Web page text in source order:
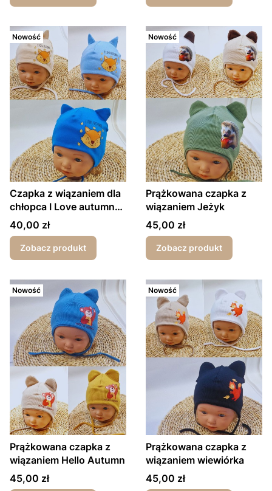
Nowość
Czapka z wiązaniem dla
chłopca I Love autumn
wiosna/jesień
Cena
40,00 zł
Zobacz produkt
Nowość
Prążkowana czapka z
wiązaniem Jeżyk
Cena
45,00 zł
Zobacz produkt
Nowość
Prążkowana czapka z
wiązaniem Hello Autumn
Cena
45,00 zł
Nowość
Prążkowana czapka z
wiązaniem wiewiórka
Cena
45,00 zł